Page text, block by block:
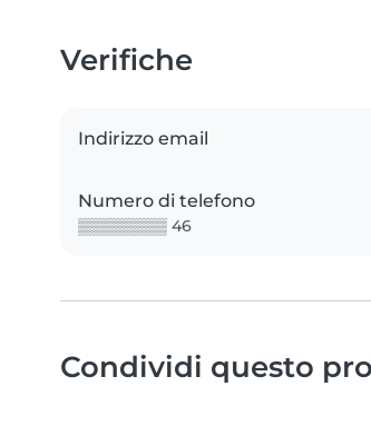
Verifiche
Indirizzo email
Numero di telefono
▒▒▒▒▒▒▒▒ 46
Condividi questo